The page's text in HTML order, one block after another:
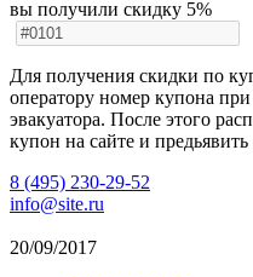
вы получили скидку 5%
Для получения скидки по
оператору номер купона
эвакуатора. После этого
купон на сайте и
8 (495) 230-29-52
info@site.ru
20/09/2017